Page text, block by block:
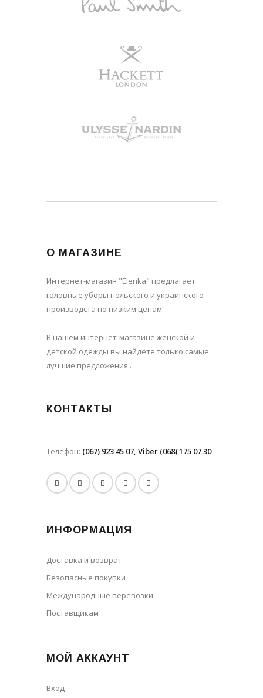
О МАГАЗИНЕ
Интернет-магазин "Elenka" предлагает
головные уборы польского и украинского
производста по низким ценам.
В нашем интернет-магазине женской и
детской одежды вы найдёте только самые
лучшие предложения..
КОНТАКТЫ
Телефон: (067) 923 45 07, Viber (068) 175 07 30
ИНФОРМАЦИЯ
Доставка и возврат
Безопасные покупки
Международные перевозки
Поставщикам
МОЙ АККАУНТ
Вход